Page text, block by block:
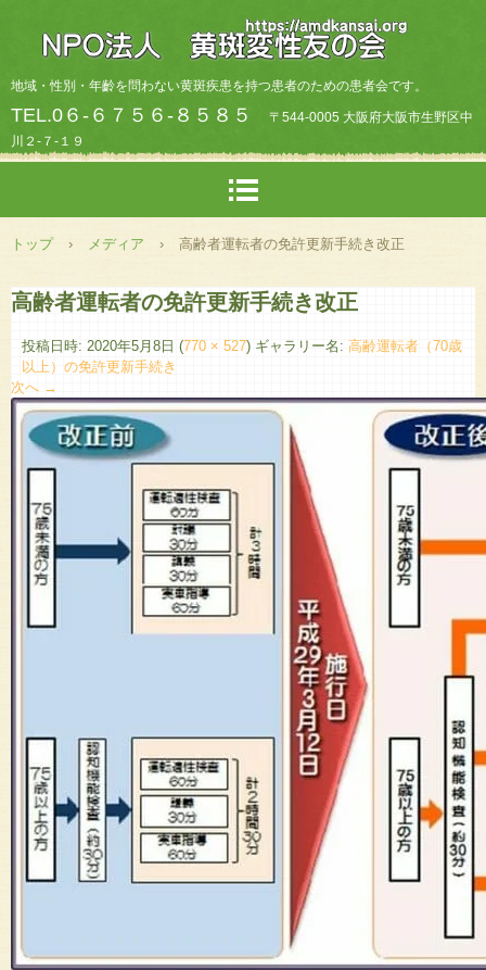
地域・性別・年齡を問わない黄斑疾患を持つ患者のための患者会です。
TEL.0６-６７５６-８５８５
〒544-0005 大阪府大阪市生野区中
川２-７-１９
トップ › メディア › 高齢者運転者の免許更新手続き改正
高齢者運転者の免許更新手続き改正
投稿日時: 2020年5月8日 (770 × 527) ギャラリー名: 高齢運転者（70歳
以上）の免許更新手続き
次へ →